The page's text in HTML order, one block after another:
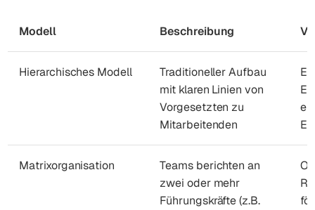
Modell Beschreibung
Hierarchisches Modell
Traditioneller Aufbau
mit klaren Linien von
Vorgesetzten zu
Mitarbeitenden
Matrixorganisation
Teams berichten an
zwei oder mehr
Führungskräfte (z.B.